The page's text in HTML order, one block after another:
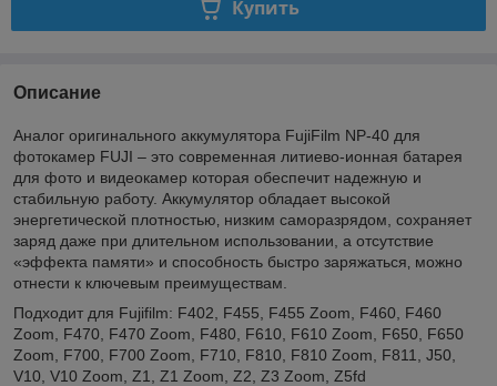
Купить
Описание
Аналог оригинального аккумулятора FujiFilm NP-40 для
фотокамер FUJI – это современная литиево-ионная батарея
для фото и видеокамер которая обеспечит надежную и
стабильную работу. Аккумулятор обладает высокой
энергетической плотностью‚ низким саморазрядом, сохраняет
заряд даже при длительном использовании, а отсутствие
«эффекта памяти» и способность быстро заряжаться‚ можно
отнести к ключевым преимуществам.
Подходит для Fujifilm: F402, F455, F455 Zoom, F460, F460
Zoom, F470, F470 Zoom, F480, F610, F610 Zoom, F650, F650
Zoom, F700, F700 Zoom, F710, F810, F810 Zoom, F811, J50,
V10, V10 Zoom, Z1, Z1 Zoom, Z2, Z3 Zoom, Z5fd